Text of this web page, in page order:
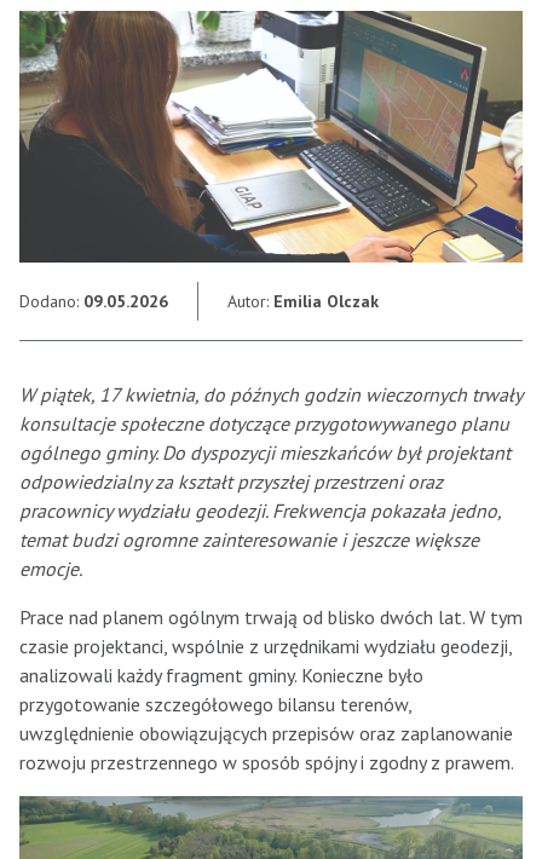
Dodano: 09.05.2026 Autor: Emilia Olczak
W piątek, 17 kwietnia, do późnych godzin wieczornych trwały
konsultacje społeczne dotyczące przygotowywanego planu
ogólnego gminy. Do dyspozycji mieszkańców był projektant
odpowiedzialny za kształt przyszłej przestrzeni oraz
pracownicy wydziału geodezji. Frekwencja pokazała jedno,
temat budzi ogromne zainteresowanie i jeszcze większe
emocje.
Prace nad planem ogólnym trwają od blisko dwóch lat. W tym
czasie projektanci, wspólnie z urzędnikami wydziału geodezji,
analizowali każdy fragment gminy. Konieczne było
przygotowanie szczegółowego bilansu terenów,
uwzględnienie obowiązujących przepisów oraz zaplanowanie
rozwoju przestrzennego w sposób spójny i zgodny z prawem.